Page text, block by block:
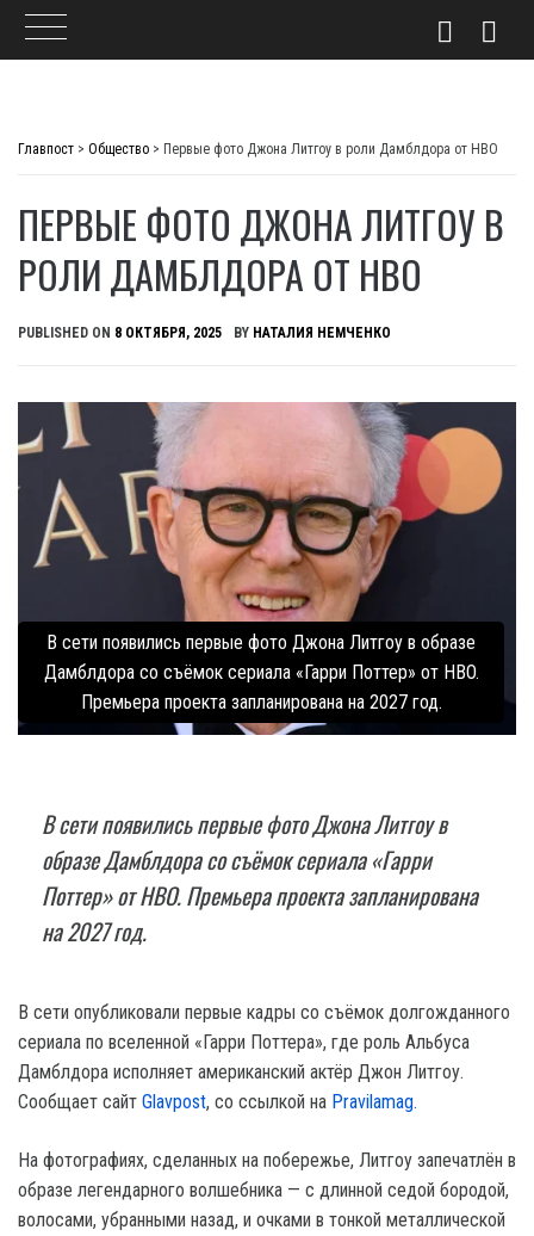
Главпост > Общество > Первые фото Джона Литгоу в роли Дамблдора от HBO
ПЕРВЫЕ ФОТО ДЖОНА ЛИТГОУ В
РОЛИ ДАМБЛДОРА ОТ HBO
PUBLISHED ON 8 ОКТЯБРЯ, 2025 BY НАТАЛИЯ НЕМЧЕНКО
В сети появились первые фото Джона Литгоу в образе
Дамблдора со съёмок сериала «Гарри Поттер» от HBO.
Премьера проекта запланирована на 2027 год.
В сети появились первые фото Джона Литгоу в
образе Дамблдора со съёмок сериала «Гарри
Поттер» от HBO. Премьера проекта запланирована
на 2027 год.
В сети опубликовали первые кадры со съёмок долгожданного
сериала по вселенной «Гарри Поттера», где роль Альбуса
Дамблдора исполняет американский актёр Джон Литгоу.
Сообщает сайт Glavpost, со ссылкой на Рravilamag.
На фотографиях, сделанных на побережье, Литгоу запечатлён в
образе легендарного волшебника — с длинной седой бородой,
волосами, убранными назад, и очками в тонкой металлической